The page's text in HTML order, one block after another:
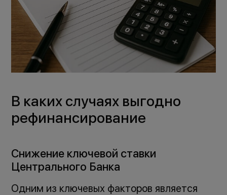
В каких случаях выгодно
рефинансирование
Снижение ключевой ставки
Центрального Банка
Одним из ключевых факторов является